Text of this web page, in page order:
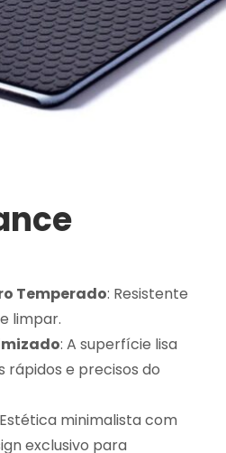
Temperado: Resistente
limpar.
: A superfície lisa
e precisos do
minimalista com
exclusivo para